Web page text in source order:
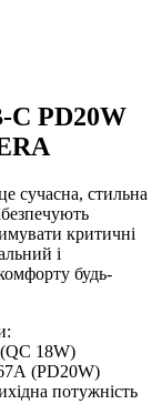
C PD20W
сучасна, стильна
критичні
і
будь-
18W)
(PD20W)
потужність